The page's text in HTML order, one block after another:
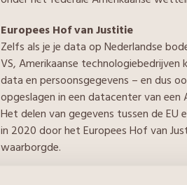
Europees Hof van Justitie
Zelfs als je je data op Nederlandse
VS, Amerikaanse
data en persoonsgegevens – en dus
opgeslagen in een datacenter van
Het delen van gegevens tussen de EU
in 2020 door het Europees Hof van
waarborgde.